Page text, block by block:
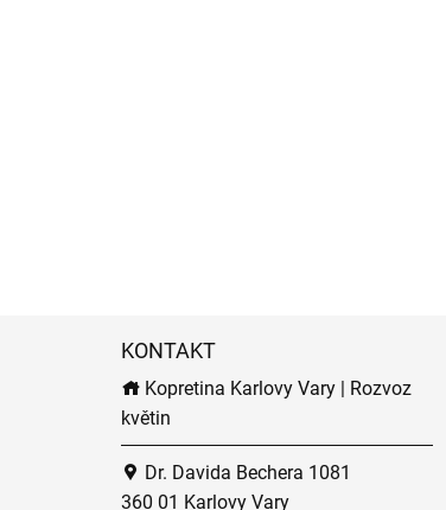
KONTAKT
Kopretina Karlovy Vary | Rozvoz
květin
Dr. Davida Bechera 1081
360 01 Karlovy Vary